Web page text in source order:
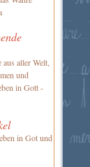
aller Welt,
und
in Gott -
in Got und